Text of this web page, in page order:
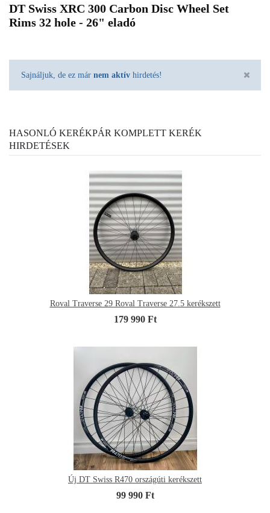
DT Swiss XRC 300 Carbon Disc Wheel Set
Rims 32 hole - 26" eladó
Sajnáljuk, de ez már nem aktív hirdetés!
HASONLÓ KERÉKPÁR KOMPLETT KERÉK
HIRDETÉSEK
Roval Traverse 29 Roval Traverse 27.5 kerékszett
179 990 Ft
Új DT Swiss R470 országúti kerékszett
99 990 Ft